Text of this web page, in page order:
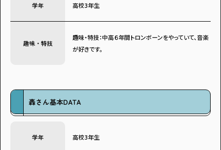
学年 高校3年生
趣味・特技
趣味・特技：中高６年間トロンボーンをやっていて、音楽
が好きです。
轟さん基本DATA
学年 高校3年生